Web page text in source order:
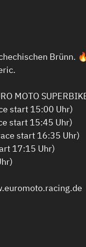
MOTO
start 15:00 Uhr)
start 15:45 Uhr)
start 16:35 Uhr)
17:15 Uhr)